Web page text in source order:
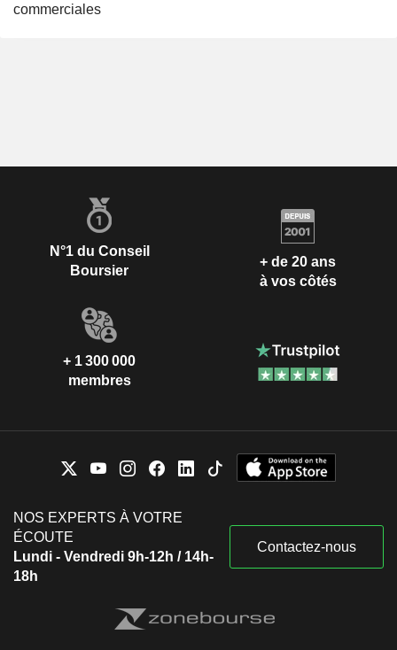
commerciales
N°1 du Conseil
Boursier
+ de 20 ans
à vos côtés
+ 1 300 000
membres
NOS EXPERTS À VOTRE
ÉCOUTE
Lundi - Vendredi 9h-12h / 14h-
18h
Contactez-nous